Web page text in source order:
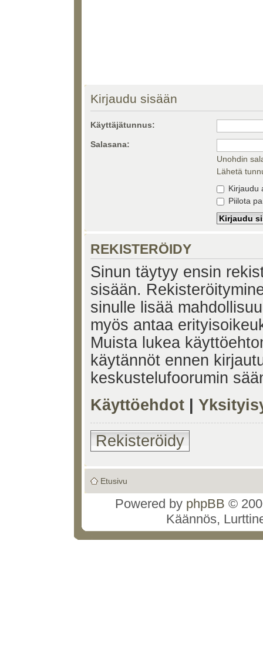
Kirjaudu sisään
Käyttäjätunnus:
Salasana:
Unohdin
Lähetä
Kirjaudu
Piilota
REKISTERÖIDY
Sinun täytyy ensin
sisään.
sinulle lisää
myös antaa
Muista lukea
käytännöt ennen
keskustelufoorumin
Käyttöehdot
Rekisteröidy
Etusivu
Powered by phpBB ©
Käännös,